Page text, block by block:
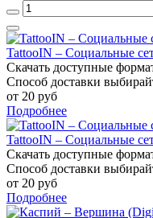
TattooIN – Социальные
Скачать доступные
Способ доставки
от 20 руб
Подробнее
TattooIN – Социальные
Скачать доступные
Способ доставки
от 20 руб
Подробнее